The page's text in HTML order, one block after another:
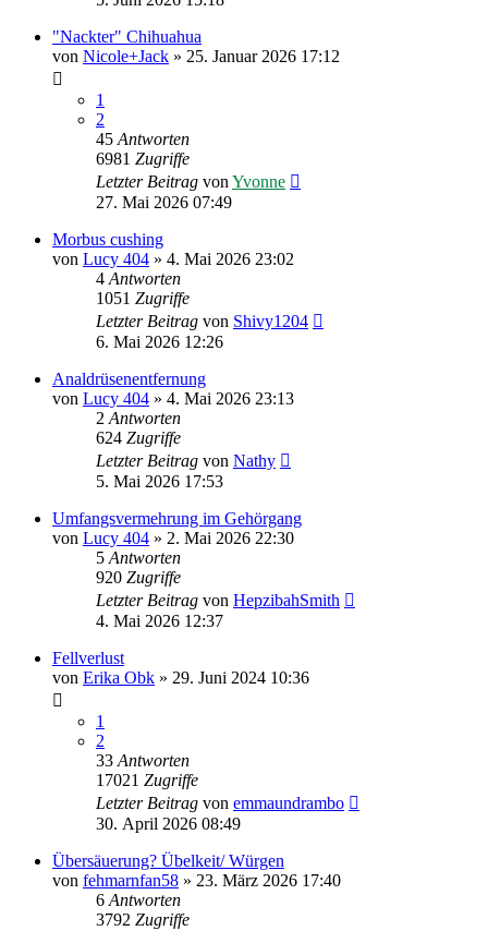
"Nackter" Chihuahua
von Nicole+Jack » 25. Januar 2026 17:12
1
2
45 Antworten
6981 Zugriffe
Letzter Beitrag von Yvonne
27. Mai 2026 07:49
Morbus cushing
von Lucy 404 » 4. Mai 2026 23:02
4 Antworten
1051 Zugriffe
Letzter Beitrag von Shivy1204
6. Mai 2026 12:26
Analdrüsenentfernung
von Lucy 404 » 4. Mai 2026 23:13
2 Antworten
624 Zugriffe
Letzter Beitrag von Nathy
5. Mai 2026 17:53
Umfangsvermehrung im Gehörgang
von Lucy 404 » 2. Mai 2026 22:30
5 Antworten
920 Zugriffe
Letzter Beitrag von HepzibahSmith
4. Mai 2026 12:37
Fellverlust
von Erika Obk » 29. Juni 2024 10:36
1
2
33 Antworten
17021 Zugriffe
Letzter Beitrag von emmaundrambo
30. April 2026 08:49
Übersäuerung? Übelkeit/ Würgen
von fehmarnfan58 » 23. März 2026 17:40
6 Antworten
3792 Zugriffe